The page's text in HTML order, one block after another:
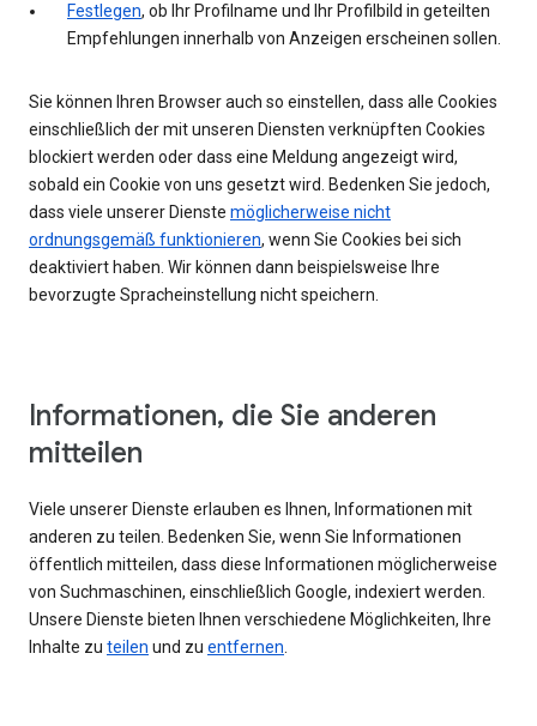
Festlegen, ob Ihr Profilname und Ihr Profilbild in geteilten
Empfehlungen innerhalb von Anzeigen erscheinen sollen.
Sie können Ihren Browser auch so einstellen, dass alle Cookies
einschließlich der mit unseren Diensten verknüpften Cookies
blockiert werden oder dass eine Meldung angezeigt wird,
sobald ein Cookie von uns gesetzt wird. Bedenken Sie jedoch,
dass viele unserer Dienste möglicherweise nicht
ordnungsgemäß funktionieren, wenn Sie Cookies bei sich
deaktiviert haben. Wir können dann beispielsweise Ihre
bevorzugte Spracheinstellung nicht speichern.
Informationen, die Sie anderen
mitteilen
Viele unserer Dienste erlauben es Ihnen, Informationen mit
anderen zu teilen. Bedenken Sie, wenn Sie Informationen
öffentlich mitteilen, dass diese Informationen möglicherweise
von Suchmaschinen, einschließlich Google, indexiert werden.
Unsere Dienste bieten Ihnen verschiedene Möglichkeiten, Ihre
Inhalte zu teilen und zu entfernen.